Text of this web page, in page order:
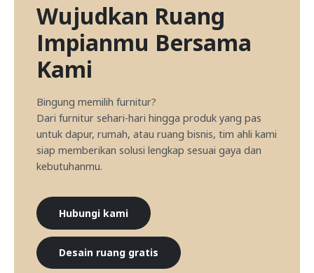
Wujudkan Ruang
Impianmu Bersama
Kami
Bingung memilih furnitur?
Dari furnitur sehari-hari hingga produk yang pas
untuk dapur, rumah, atau ruang bisnis, tim ahli kami
siap memberikan solusi lengkap sesuai gaya dan
kebutuhanmu.
Hubungi kami
Desain ruang gratis